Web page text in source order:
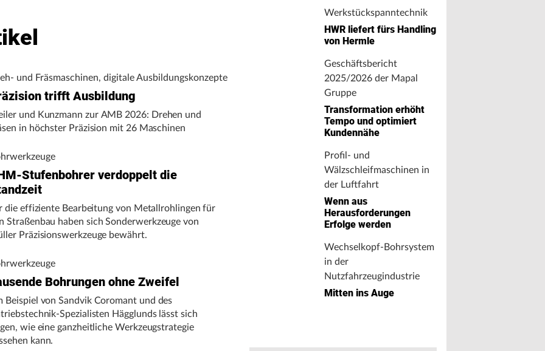
und Fräsmaschinen, digitale Ausbildungskonzepte
trifft Ausbildung
und Kunzmann zur AMB 2026: Drehen und
in höchster Präzision mit 26 Maschinen
Stufenbohrer verdoppelt die
die effiziente Bearbeitung von Metallrohlingen für
Straßenbau haben sich Sonderwerkzeuge von
Präzisionswerkzeuge bewährt.
Bohrungen ohne Zweifel
Beispiel von Sandvik Coromant und des
Spezialisten Hägglunds lässt sich
wie eine ganzheitliche Werkzeugstrategie
kann.
Werkstückspanntechnik
HWR liefert fürs Handling
von Hermle
Geschäftsbericht
2025/2026 der Mapal
Gruppe
Transformation erhöht
Tempo und optimiert
Kundennähe
Profil- und
Wälzschleifmaschinen in
der Luftfahrt
Wenn aus
Herausforderungen
Erfolge werden
Wechselkopf-Bohrsystem
in der
Nutzfahrzeugindustrie
Mitten ins Auge